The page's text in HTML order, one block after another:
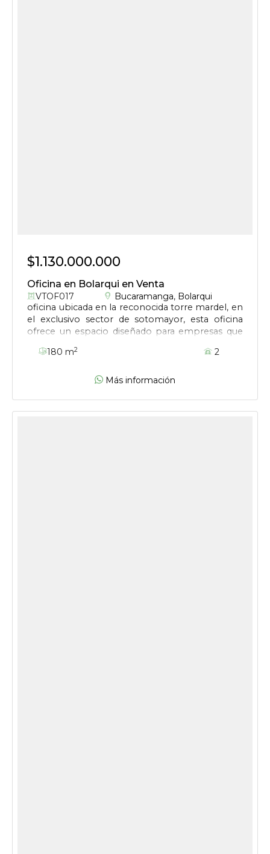
$1.130.000.000
Oficina en Bolarqui en Venta
VTOF017 Bucaramanga, Bolarqui
oficina ubicada en la reconocida torre mardel, en
el exclusivo sector de sotomayor, esta oficina
ofrece un espacio diseñado para empresas que
corporativo.
180 m2 2
Más información